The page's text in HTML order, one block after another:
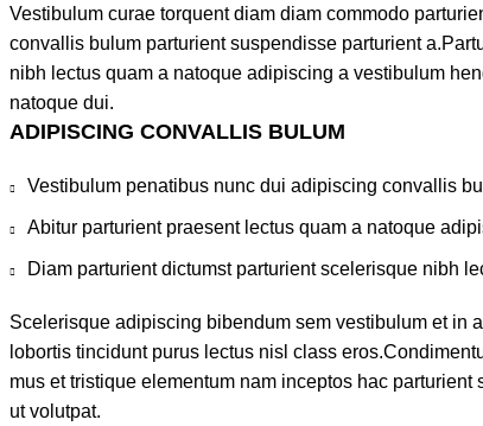
Vestibulum curae torquent diam diam commodo
convallis bulum parturient suspendisse parturient
nibh lectus quam a natoque adipiscing a vestibulum
natoque dui.
ADIPISCING CONVALLIS BULUM
Vestibulum penatibus nunc dui adipiscing convallis
Abitur parturient praesent lectus quam a natoque
Diam parturient dictumst parturient scelerisque nibh
Scelerisque adipiscing bibendum sem vestibulum et in
lobortis tincidunt purus lectus nisl class
mus et tristique elementum nam inceptos hac
ut volutpat.